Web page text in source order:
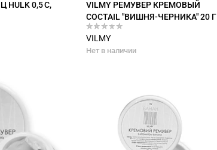
HULK 0,5 С,
VILMY РЕМУВЕР КРЕМОВЫЙ
COCTAIL "ВИШНЯ-ЧЕРНИКА" 20 Г
VILMY
Нет в наличии